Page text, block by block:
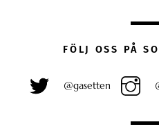
FÖLJ OSS PÅ
@gasetten